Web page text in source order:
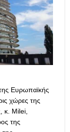
Ευρωπαϊκής
χώρες της
κ. Milei,
της